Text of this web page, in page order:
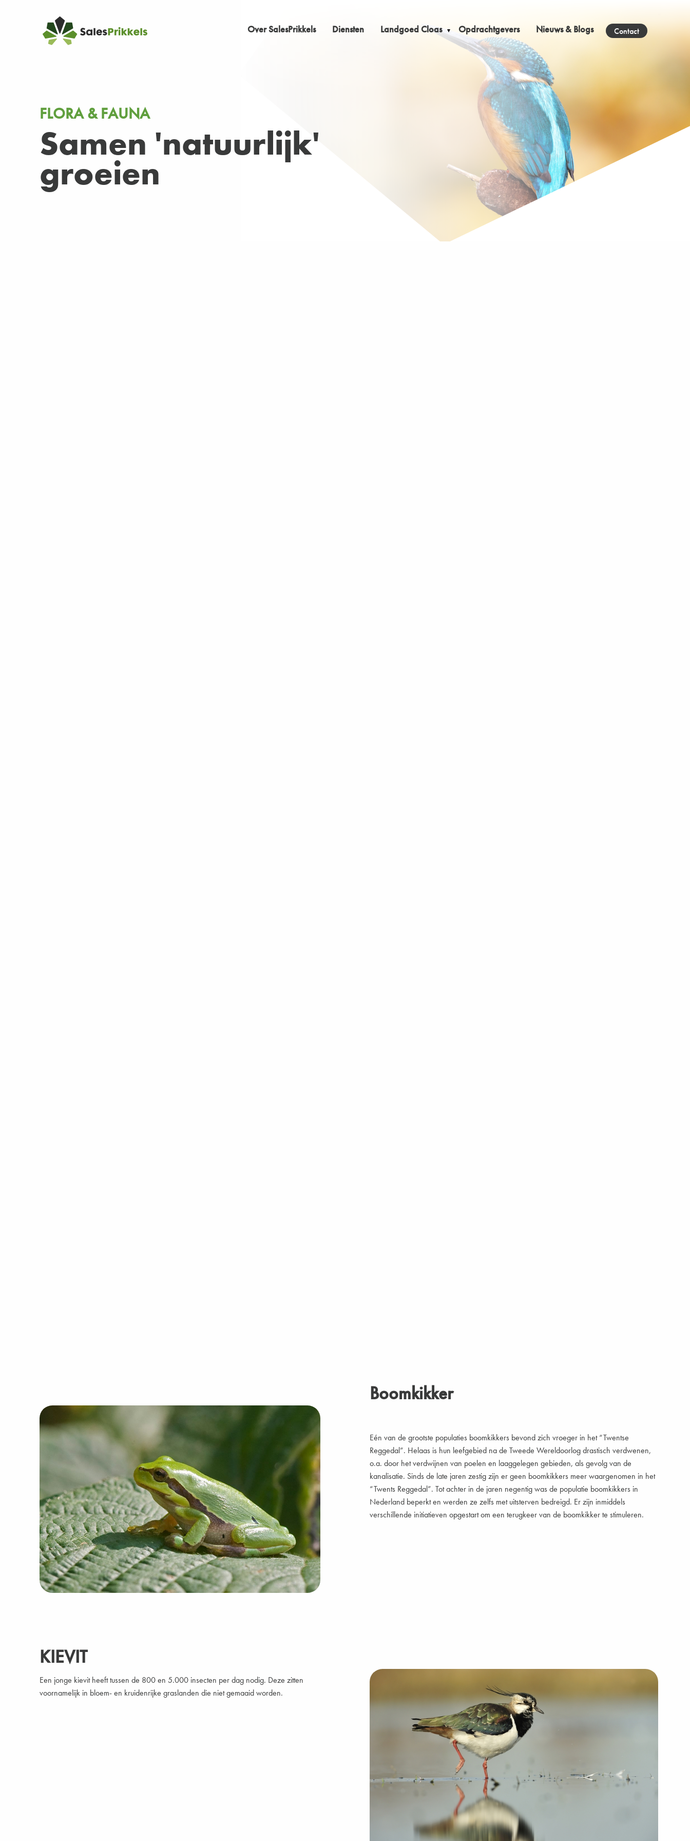
Over SalesPrikkels Diensten Landgoed Cloas Opdrachtgevers Nieuws & Blogs Contact
FLORA & FAUNA
Samen 'natuurlijk'
groeien
Boomkikker
Eén van de grootste populaties boomkikkers bevond zich vroeger in het “Twentse
Reggedal”. Helaas is hun leefgebied na de Tweede Wereldoorlog drastisch verdwenen,
o.a. door het verdwijnen van poelen en laaggelegen gebieden, als gevolg van de
kanalisatie. Sinds de late jaren zestig zijn er geen boomkikkers meer waargenomen in het
“Twents Reggedal”. Tot achter in de jaren negentig was de populatie boomkikkers in
Nederland beperkt en werden ze zelfs met uitsterven bedreigd. Er zijn inmiddels
verschillende initiatieven opgestart om een terugkeer van de boomkikker te stimuleren.
KIEVIT
Een jonge kievit heeft tussen de 800 en 5.000 insecten per dag nodig. Deze zitten
voornamelijk in bloem- en kruidenrijke graslanden die niet gemaaid worden.